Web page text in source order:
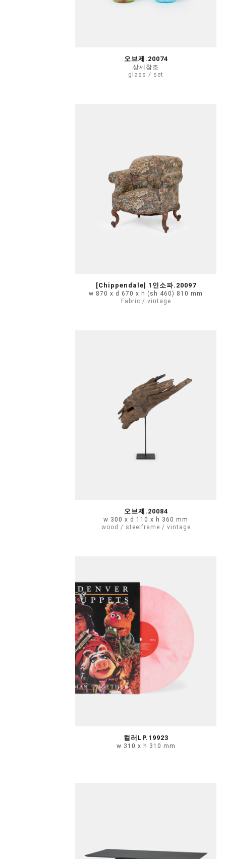
오브제.20074
상세참조
glass / set
[Chippendale] 1인소파.20097
w 870 x d 670 x h (sh 460) 810 mm
Fabric / vintage
오브제.20084
w 300 x d 110 x h 360 mm
wood / steelframe / vintage
컬러LP.19923
w 310 x h 310 mm